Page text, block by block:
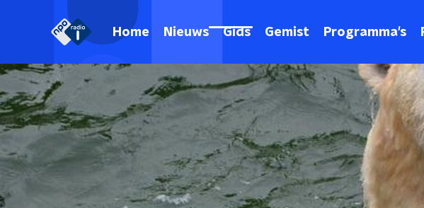
Home Nieuws Gids Gemist Programma's